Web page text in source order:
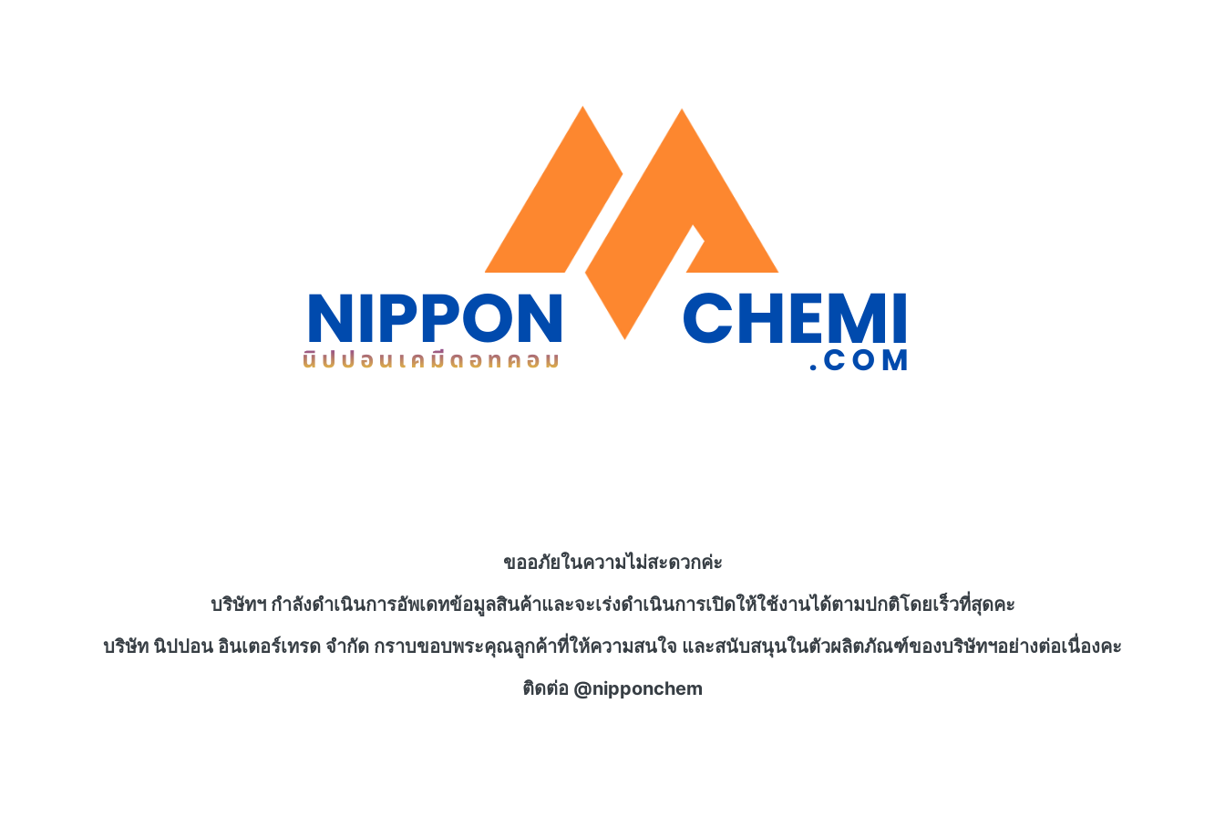
ขออภัยในความไม่สะดวกค่ะ
บริษัทฯ กำลังดำเนินการอัพเดทข้อมูลสินค้าและจะเร่งดำเนินการเปิดให้ใช้งานได้ตามปกติโดยเร็วที่สุดคะ
บริษัท นิปปอน อินเตอร์เทรด จำกัด กราบขอบพระคุณลูกค้าที่ให้ความสนใจ และสนับสนุนในตัวผลิตภัณฑ์ของบริษัทฯอย่างต่อเนื่องคะ
ติดต่อ @nipponchem